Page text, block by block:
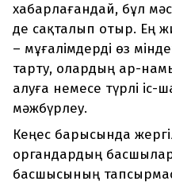
хабарлағандай, бұл
де сақталып отыр. Ең
– мұғалімдерді өз
тарту, олардың ар-
алуға немесе түрлі іс-
мәжбүрлеу.
Кеңес барысында
органдардың
басшысының